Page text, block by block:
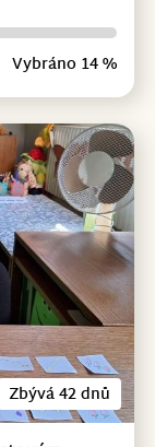
Vybráno 14 %
Zbývá 42 dnů